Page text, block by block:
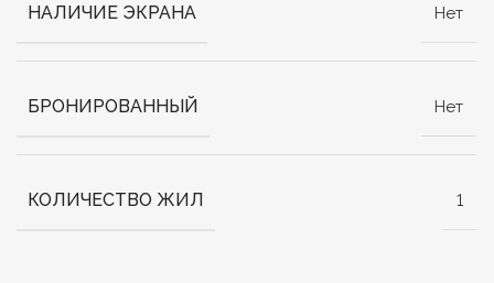
НАЛИЧИЕ ЭКРАНА Нет
БРОНИРОВАННЫЙ Нет
КОЛИЧЕСТВО ЖИЛ 1